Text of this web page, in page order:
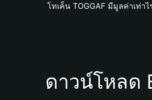
โทเค็น TOGGAF มีมูลค่าเท่าไ
ดาวน์โหลด